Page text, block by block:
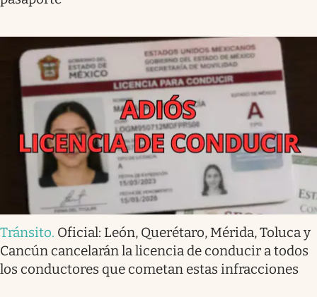
Tránsito. Oficial: León, Querétaro, Mérida, Toluca y
Cancún cancelarán la licencia de conducir a todos
los conductores que cometan estas infracciones